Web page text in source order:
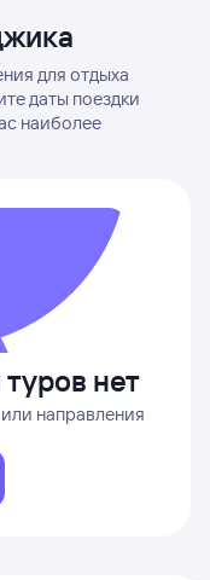
для отдыха
даты поездки
наиболее
нет
направления